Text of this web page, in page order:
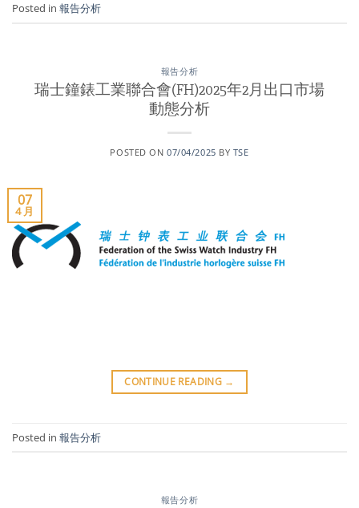
Posted in 報告分析
報告分析
瑞士鐘錶工業聯合會(FH)2025年2月出口市場
動態分析
POSTED ON07/04/2025 BY TSE
07
4 月
CONTINUE READING →
Posted in 報告分析
報告分析